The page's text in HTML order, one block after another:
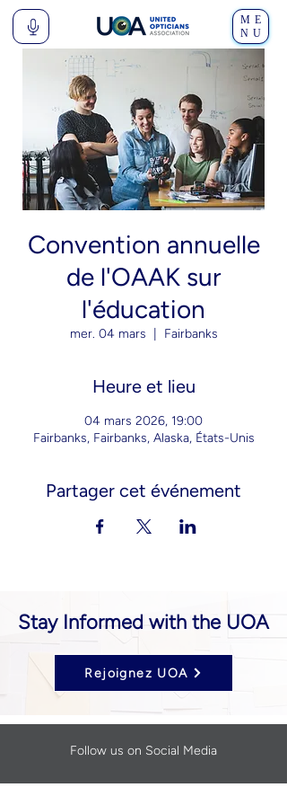
ME
NU
Convention annuelle
de l'OAAK sur
l'éducation
mer. 04 mars Fairbanks
Heure et lieu
04 mars 2026, 19:00
Fairbanks, Fairbanks, Alaska, États-Unis
Partager cet événement
Stay Informed with the UOA
Rejoignez UOA
Follow us on Social Media